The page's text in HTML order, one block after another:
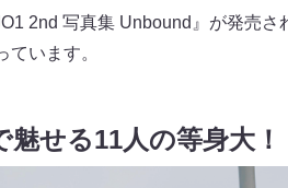
2nd 写真集 Unbound』が発売
います。
せる11人の等身大！